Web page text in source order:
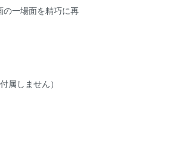
の一場面を精巧に再
属しません）